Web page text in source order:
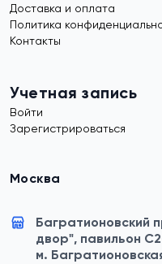
Доставка и оплата
Политика
Контакты
Учетная запись
Войти
Зарегистрироваться
Москва
Багратионовский
двор", павильон
м.